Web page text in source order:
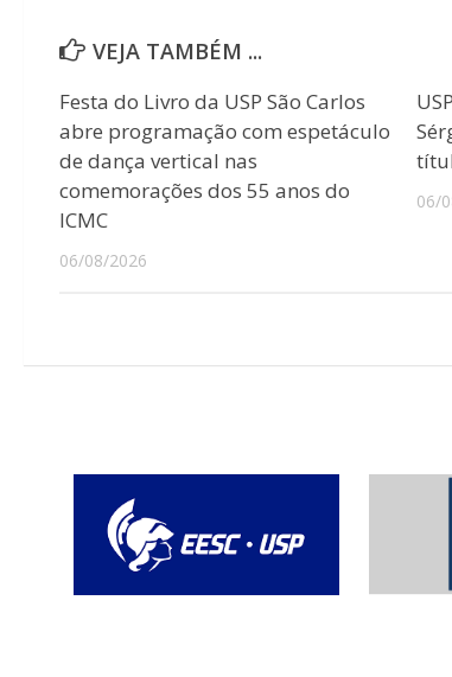
VEJA TAMBÉM ...
Festa do Livro da USP São Carlos
abre programação com espetáculo
de dança vertical nas
comemorações dos 55 anos do
ICMC
06/08/2026
06/